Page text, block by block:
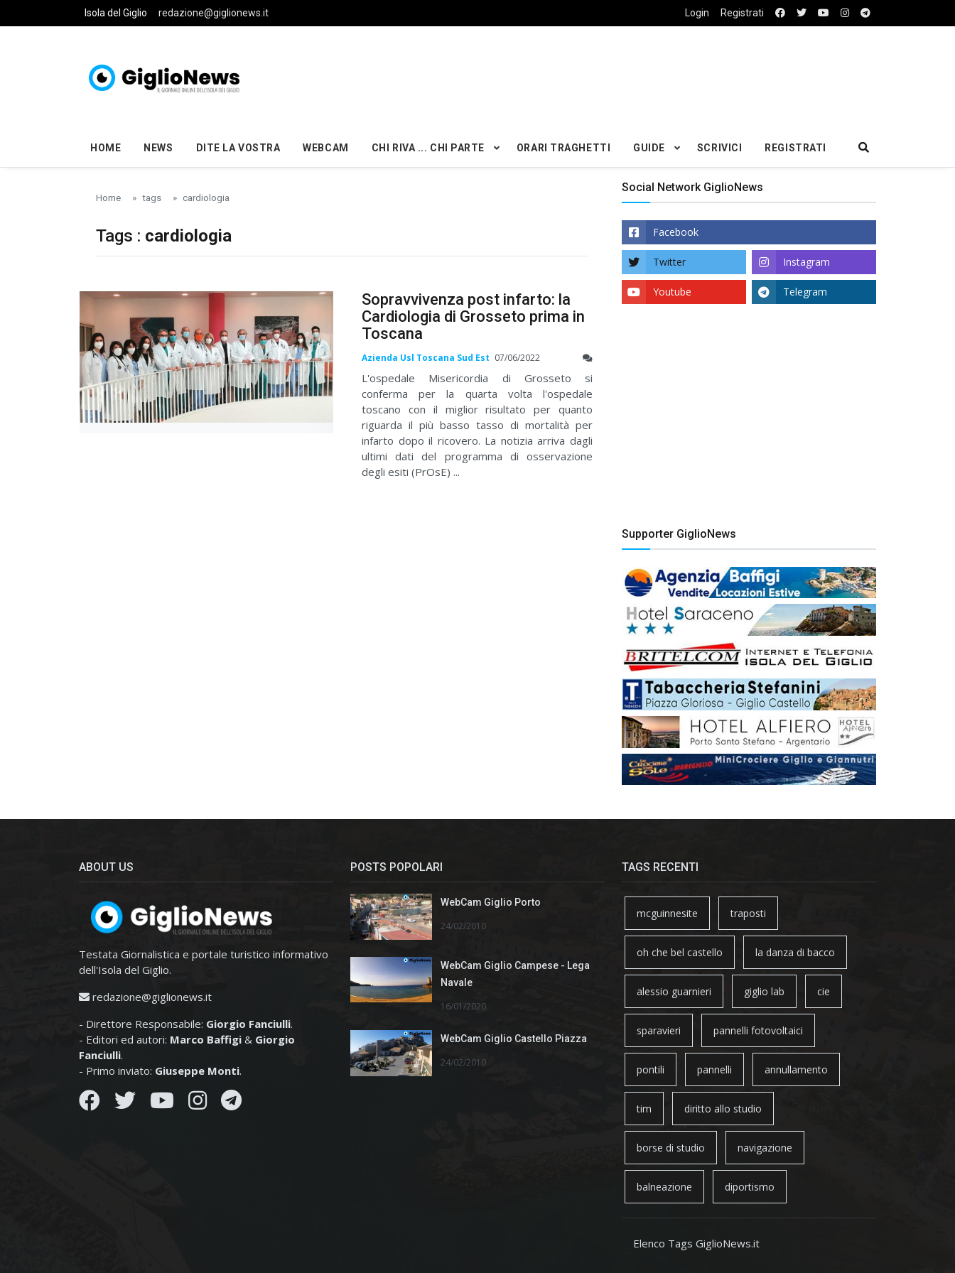
Skip to main content
Isola del Giglio redazione@giglionews.it Login Registrati
HOME NEWS DITE LA VOSTRA WEBCAM CHI RIVA ... CHI PARTE ORARI TRAGHETTI GUIDE SCRIVICI REGISTRATI
Home tags cardiologia
Tags : cardiologia
Sopravvivenza post infarto: la
Cardiologia di Grosseto prima in
Toscana
Azienda Usl Toscana Sud Est 07/06/2022
L'ospedale Misericordia di Grosseto si
conferma per la quarta volta l'ospedale
toscano con il miglior risultato per quanto
riguarda il più basso tasso di mortalità per
infarto dopo il ricovero. La notizia arriva dagli
ultimi dati del programma di osservazione
degli esiti (PrOsE) ...
Social Network GiglioNews
Facebook
Twitter Instagram
Youtube Telegram
Supporter GiglioNews
ABOUT US
Testata Giornalistica e portale turistico informativo
dell'Isola del Giglio.
redazione@giglionews.it
- Direttore Responsabile: Giorgio Fanciulli.
- Editori ed autori: Marco Baffigi & Giorgio
Fanciulli.
- Primo inviato: Giuseppe Monti.
POSTS POPOLARI
WebCam Giglio Porto
24/02/2010
WebCam Giglio Campese - Lega
Navale
16/01/2020
WebCam Giglio Castello Piazza
24/02/2010
TAGS RECENTI
mcguinnesite traposti
oh che bel castello la danza di bacco
alessio guarnieri giglio lab cie
sparavieri pannelli fotovoltaici
pontili pannelli annullamento
tim diritto allo studio
borse di studio navigazione
balneazione diportismo
Elenco Tags GiglioNews.it